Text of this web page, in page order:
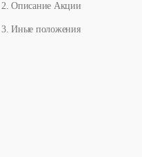
2. Описание Акции
3. Иные положения